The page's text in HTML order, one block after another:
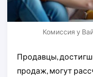
Комиссия у
Продавцы,
продаж, могут